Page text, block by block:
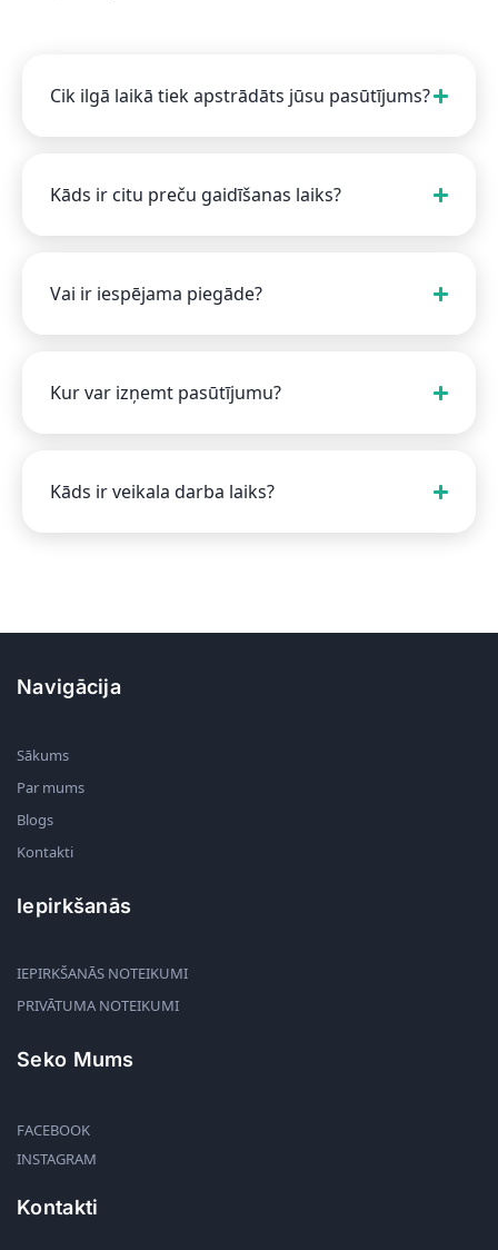
Cik ilgā laikā tiek apstrādāts jūsu pasūtījums?
Kāds ir citu preču gaidīšanas laiks?
Vai ir iespējama piegāde?
Kur var izņemt pasūtījumu?
Kāds ir veikala darba laiks?
Navigācija
Sākums
Par mums
Blogs
Kontakti
Iepirkšanās
IEPIRKŠANĀS NOTEIKUMI
PRIVĀTUMA NOTEIKUMI
Seko Mums
FACEBOOK
INSTAGRAM
Kontakti